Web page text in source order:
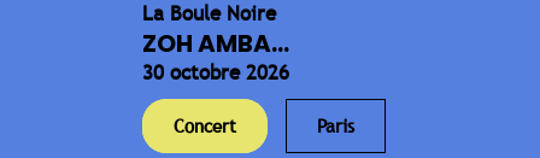
La Boule Noire
ZOH AMBA...
30 octobre 2026
Concert Paris